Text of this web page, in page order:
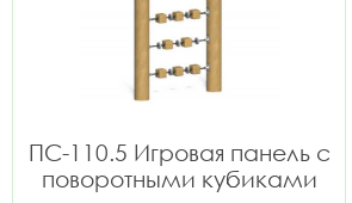
ПС-110.5 Игровая панель с
поворотными кубиками